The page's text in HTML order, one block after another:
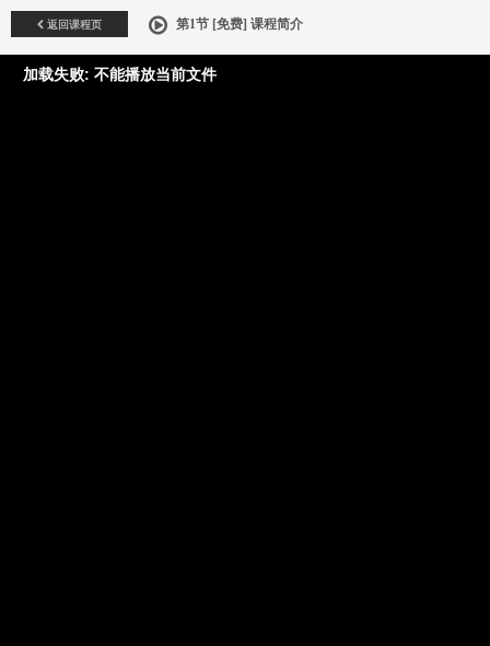
返回课程页 第1节 [免费] 课程简介
加载失败: 不能播放当前文件